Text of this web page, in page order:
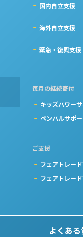
国内自立支援
海外自立支援
緊急・復興支援
毎月の継続寄付
キッズパワー
ペンパルサポ
ご支援
フェアトレー
フェアトレー
よくあ